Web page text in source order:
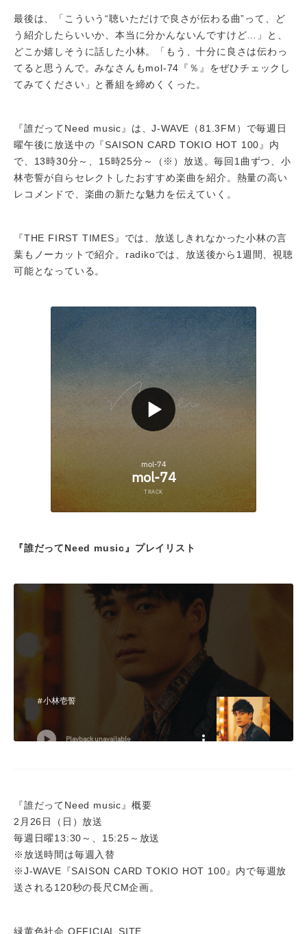
最後は、「こういう“聴いただけで良さが伝わる曲”って、ど
う紹介したらいいか、本当に分かんないんですけど…」と、
どこか嬉しそうに話した小林。「もう、十分に良さは伝わっ
てると思うんで。みなさんもmol-74『％』をぜひチェックし
てみてください」と番組を締めくくった。
『誰だってNeed music』は、J-WAVE（81.3FM）で毎週日
曜午後に放送中の『SAISON CARD TOKIO HOT 100』内
で、13時30分～、15時25分～（※）放送。毎回1曲ずつ、小
林壱誓が自らセレクトしたおすすめ楽曲を紹介。熱量の高い
レコメンドで、楽曲の新たな魅力を伝えていく。
『THE FIRST TIMES』では、放送しきれなかった小林の言
葉もノーカットで紹介。radikoでは、放送後から1週間、視聴
可能となっている。
『誰だってNeed music』プレイリスト
『誰だってNeed music』概要
2月26日（日）放送
毎週日曜13:30～、15:25～放送
※放送時間は毎週入替
※J-WAVE『SAISON CARD TOKIO HOT 100』内で毎週放
送される120秒の長尺CM企画。
緑黄色社会 OFFICIAL SITE